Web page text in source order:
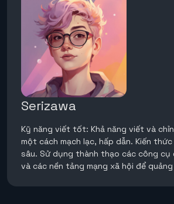
Serizawa
Kỹ năng viết tốt: Khả năng viết và
một cách mạch lạc, hấp dẫn. Kiến
sâu. Sử dụng thành thạo các công cụ
và các nền tảng mạng xã hội để